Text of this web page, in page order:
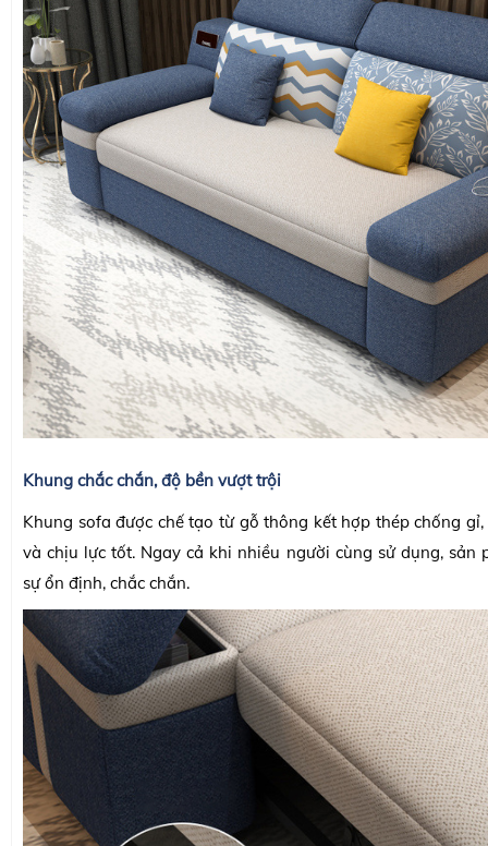
Khung chắc chắn, độ bền vượt trội
Khung sofa được chế tạo từ gỗ thông kết hợp thép chống
và chịu lực tốt. Ngay cả khi nhiều người cùng sử dụng, sản
sự ổn định, chắc chắn.